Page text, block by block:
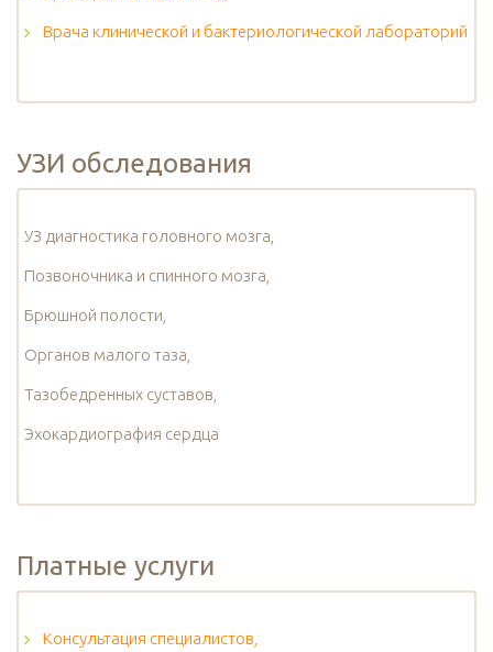
Врача клинической и бактериологической лабораторий
УЗИ обследования
УЗ диагностика головного мозга,
Позвоночника и спинного мозга,
Брюшной полости,
Органов малого таза,
Тазобедренных суставов,
Эхокардиография сердца
Платные услуги
Консультация специалистов,